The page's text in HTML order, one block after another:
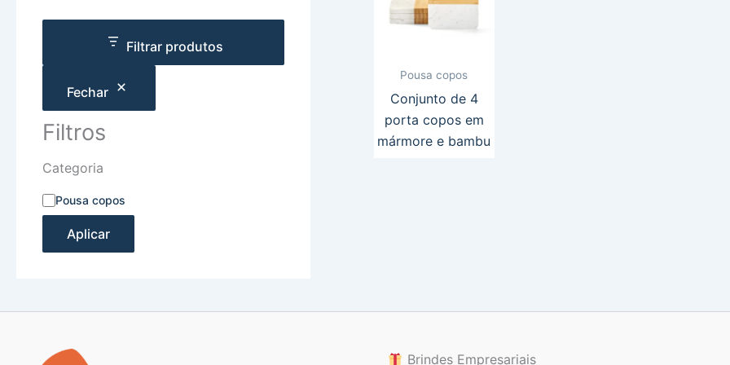
Filtrar produtos
Fechar
Filtros
Categoria
Pousa copos
Aplicar
Pousa copos
Conjunto de 4
porta copos em
mármore e bambu
Brindes Empresariais